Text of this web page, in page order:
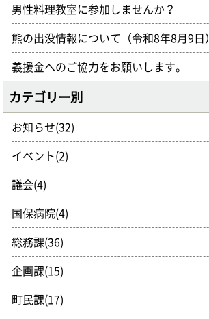
男性料理教室に参加しませんか？
熊の出没情報について（令和8年8月9日）
義援金へのご協力をお願いします。
カテゴリー別
お知らせ(32)
イベント(2)
議会(4)
国保病院(4)
総務課(36)
企画課(15)
町民課(17)